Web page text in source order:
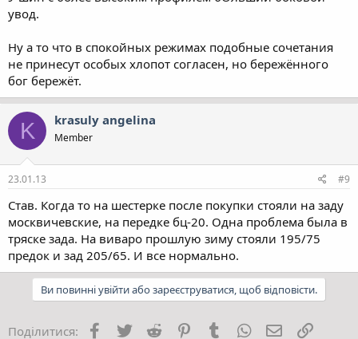
увод.
Ну а то что в спокойных режимах подобные сочетания
не принесут особых хлопот согласен, но бережённого
бог бережёт.
K krasuly angelina
Member
23.01.13 #9
Став. Когда то на шестерке после покупки стояли на заду
москвичевские, на передке бц-20. Одна проблема была в
тряске зада. На виваро прошлую зиму стояли 195/75
предок и зад 205/65. И все нормально.
Ви повинні увійти або зареєструватися, щоб відповісти.
Поділитися: Facebook
Twitter Reddit PinterestTumblrWhatsApp
E-mail